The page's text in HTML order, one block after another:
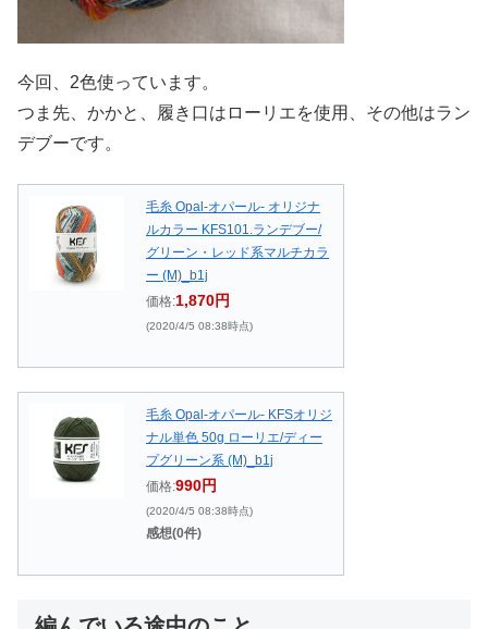
今回、2色使っています。
つま先、かかと、履き口はローリエを使用、その他はラン
デブーです。
毛糸 Opal-オパール- オリジナ
ルカラー KFS101.ランデブー/
グリーン・レッド系マルチカラ
ー (M)_b1j
価格:1,870円
(2020/4/5 08:38時点)
毛糸 Opal-オパール- KFSオリジ
ナル単色 50g ローリエ/ディー
プグリーン系 (M)_b1j
価格:990円
(2020/4/5 08:38時点)
感想(0件)